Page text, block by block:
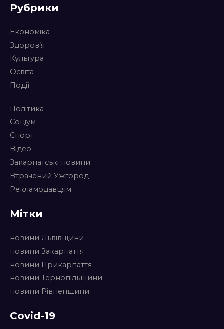
Рубрики
Економіка
Здоров’я
Культура
Освіта
Події
Політика
Соціум
Спорт
Відео
Закарпатські новини
Втрачений Ужгород
Рекламодавцям
Мітки
новини Львівщини
новини Закарпаття
новини Прикарпаття
новини Тернопільщини
новини Рівненщини
Covid-19